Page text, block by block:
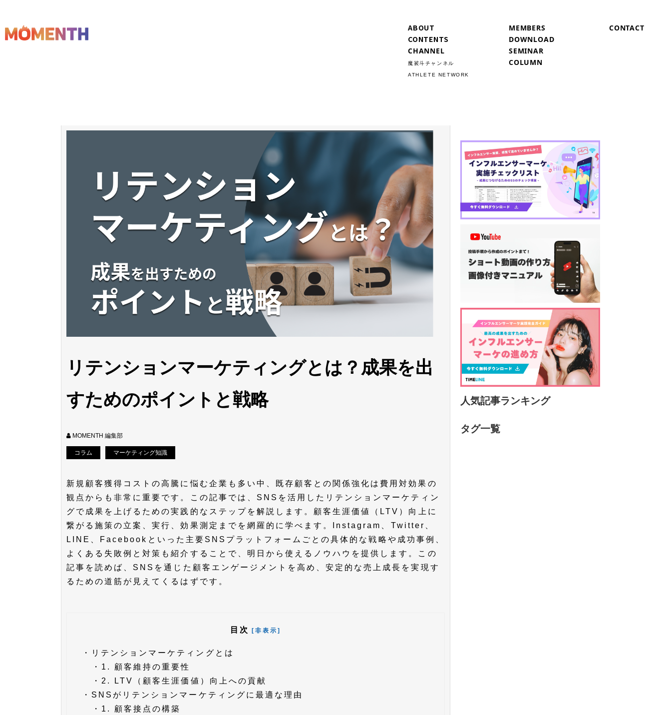
ABOUT
CONTENTS
CHANNEL
魔裟斗チャンネル
ATHLETE NETWORK
MEMBERS
DOWNLOAD
SEMINAR
COLUMN
CONTACT
リテンションマーケティングとは？成果を出
すためのポイントと戦略
MOMENTH 編集部
コラム マーケティング知識
新規顧客獲得コストの高騰に悩む企業も多い中、既存顧客との関係強化は費用対効果の
観点からも非常に重要です。この記事では、SNSを活用したリテンションマーケティン
グで成果を上げるための実践的なステップを解説します。顧客生涯価値（LTV）向上に
繋がる施策の立案、実行、効果測定までを網羅的に学べます。Instagram、Twitter、
LINE、Facebookといった主要SNSプラットフォームごとの具体的な戦略や成功事例、
よくある失敗例と対策も紹介することで、明日から使えるノウハウを提供します。この
記事を読めば、SNSを通じた顧客エンゲージメントを高め、安定的な売上成長を実現す
るための道筋が見えてくるはずです。
目次 [非表示]
・
リテンションマーケティングとは
・ 1. 顧客維持の重要性
・ 2. LTV（顧客生涯価値）向上への貢献
・ SNSがリテンションマーケティングに最適な理由
・ 1. 顧客接点の構築
人気記事ランキング
タグ一覧